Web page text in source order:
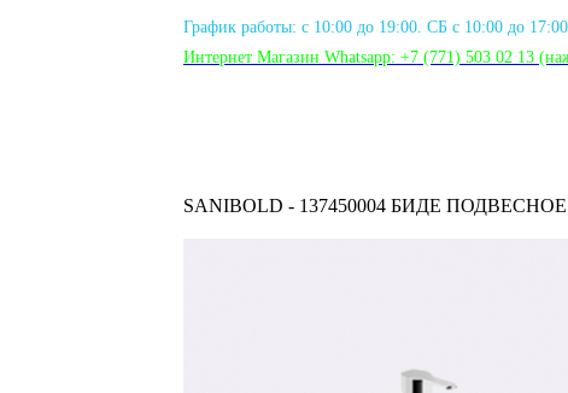
График работы: с 10:00 до 19:00. СБ с 10:00 до
Интернет Магазин Whatsapp: +7 (771) 503 02 13
SANIBOLD - 137450004 БИДЕ ПОДВЕСНОЕ